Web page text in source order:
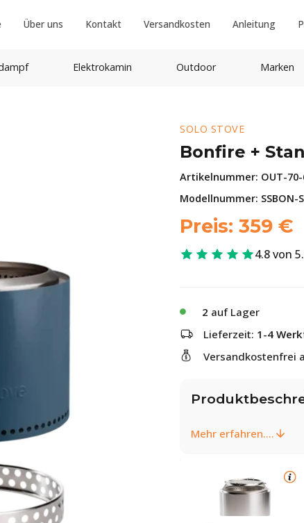
Über uns Kontakt Versandkosten Anleitung
Elektrokamin Outdoor Marken
SOLO STOVE
Bonfire +
Artikelnummer: OUT-
Modellnummer: SSBON-
Preis: 359 €
4.8 von
2 auf Lager
Lieferzeit: 1-4
Versandkostenfrei
Mehr erfahren....